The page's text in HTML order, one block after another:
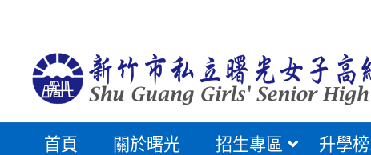
首頁 關於曙光 招生專區 升學